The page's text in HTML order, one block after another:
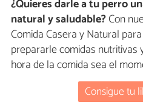
¿Quieres darle a tu perro
natural y saludable?Con
Comida Casera y Natural
prepararle comidas nutritivas
hora de la comida sea el
Consigue tu